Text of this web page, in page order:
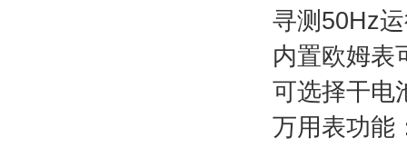
寻测50Hz
内置欧姆表
可选择干电
万用表功能